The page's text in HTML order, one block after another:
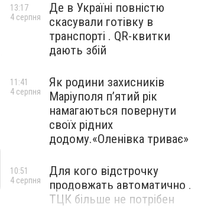
Де в Україні повністю
скасували готівку в
транспорті . QR-квитки
дають збій
13:17
4 серпня
Як родини захисників
Маріуполя пʼятий рік
намагаються повернути
своїх рідних
додому.«Оленівка триває»
11:41
4 серпня
Для кого відстрочку
продовжать автоматично .
ТЦК більше не потрібен
10:51
4 серпня